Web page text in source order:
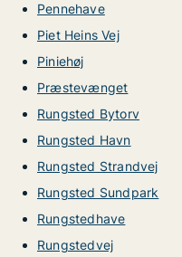
Pennehave
Piet Heins Vej
Piniehøj
Præstevænget
Rungsted Bytorv
Rungsted Havn
Rungsted Strandvej
Rungsted Sundpark
Rungstedhave
Rungstedvej